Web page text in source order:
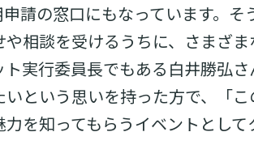
請の窓口にもなっています。そ
相談を受けるうちに、さまざま
実行委員長でもある白井勝弘
という思いを持った方で、「
を知ってもらうイベントとし